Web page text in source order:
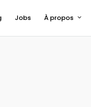
Jobs À propos